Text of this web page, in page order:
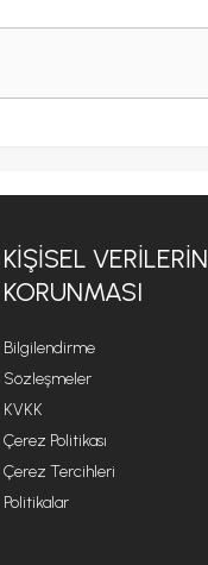
KİŞİSEL VERİLERİN
KORUNMASI
Bilgilendirme
Sözleşmeler
KVKK
Çerez Politikası
Çerez Tercihleri
Politikalar